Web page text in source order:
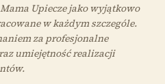
Upiecze jako wyjątkowo
w każdym szczególe.
za profesjonalne
umiejętność realizacji